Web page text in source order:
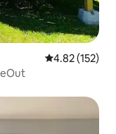
Calificación
4.82 (152)